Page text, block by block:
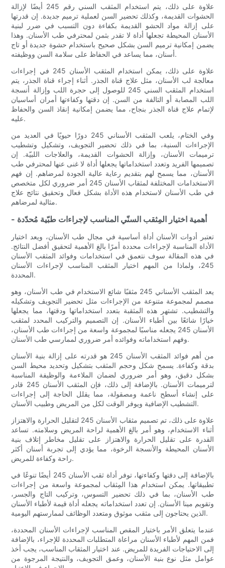
علاوة على ذلك، يتم استخدام المثقب السني رقم 245 أيضًا لإزالة
الحشوات القديمة، وكذلك تحضير السن لعملية ترميم جديدة. إن قدرتها
على إزالة مواد الحشو القديمة بكفاءة دون التسبب في ضرر لبنية
الأسنان المحيطة تجعلها أداة لا تقدر بثمن لمحترفي طب الأسنان. وهذا
يضمن إمكانية ترميم السن بشكل صحيح باستخدام حشوة جديدة أو تاج
أسنان، مما يساعد في الحفاظ على سلامة السن ووظيفته.
علاوة على ذلك، يمكن استخدام المثقب الأسنان 245 في إجراءات
معالجة لب الأسنان، مثل علاج قناة الجذر. أثناء إجراء قناة الجذر، يتم
استخدام المثقب السني 245 للوصول إلى حجرة اللب وإزالة أنسجة
اللب المصابة أو التالفة من السن. إن دقتها وكفاءتها أمران أساسيان
لإتمام علاج قناة الجذر بنجاح، مما يضمن إمكانية إنقاذ السن والحفاظ
عليه.
وفي الختام، يلعب المثقب الأسناني 245 دورًا حيويًا في العديد من
الإجراءات السنية، بما في ذلك تحضير التجويف، وتشكيل وتشطيب
ترميمات الأسنان، وإزالة الحشوات القديمة، والعلاجات اللبيّة. إن
تصميمها الفريد وتعدد استخداماتها يجعلها أداة لا غنى عنها لمحترفي طب
الأسنان، مما يسمح لهم بتقديم رعاية عالية الجودة لمرضاهم. إن فهم
الاستخدامات المختلفة لمثقاب الأسنان 245 أمر ضروري لكل متخصص
في طب الأسنان لاستخدام هذه الأداة بشكل فعال وتحقيق نتائج علاج
مثالية لمرضاهم.
- أهمية اختيار المِثقب السنّي المناسب لإجراءات طبّية مُحدّدة
تعتبر أدوات الأسنان أداة أساسية في مجال طب الأسنان، ويعد اختيار
الأداة المناسبة لإجراءات محددة أمرًا بالغ الأهمية لتحقيق أفضل النتائج.
في هذه المقالة سوف نتعمق في استخدامات وفوائد المثقب الأسنان
245، ولماذا من المهم اختيار المثقب المناسب لإجراءات الأسنان
المحددة.
يعد المثقب الأسناني 245 مثقبًا شائع الاستخدام في طب الأسنان، وهو
مصمم لمجموعة متنوعة من الإجراءات مثل تحضير التجويف وتشكيله
والتشطيب. تشتهر هذه المثقبة بتعدد استخداماتها ودقتها، مما يجعلها
خيارًا شائعًا بين أطباء الأسنان. إن التصميم والتركيب المحدد لمثقب
الأسنان 245 يجعله مناسبًا لمجموعة واسعة من إجراءات طب الأسنان،
وفهم استخداماته وفوائده أمر ضروري لممارسي طب الأسنان.
من أهم فوائد المثقب الأسنان 245 هو قدرته على إزالة بنية الأسنان
بدقة وكفاءة. يسمح شكل وحجم المثقب بتشكيل وتحديد محيط السن
بشكل دقيق، وهو أمر ضروري لضمان الملاءمة والوظيفة المناسبة
لترميمات الأسنان. بالإضافة إلى ذلك، فإن المثقب الأسنان 245 قادر
على إنشاء أسطح ناعمة ومصقولة، مما يقلل الحاجة إلى إجراءات
التشطيب الإضافية ويوفر الوقت لكل من المريض وطبيب الأسنان.
علاوة على ذلك، تم تصميم مثقاب الأسنان 245 لتقليل الحرارة والاهتزاز
أثناء الاستخدام، وهو أمر بالغ الأهمية لراحة المريض وسلامته. تساعد
القدرة على تقليل الحرارة والاهتزاز على تقليل مخاطر إتلاف بنية
الأسنان المحيطة والأنسجة الرخوة، مما يؤدي إلى تجربة أسنان أكثر
راحة وكفاءة للمريض.
بالإضافة إلى دقتها وكفاءتها، توفر أداة ثقب الأسنان 245 أيضًا تنوعًا في
تطبيقاتها. يمكن استخدام هذا المِثقاب لمجموعة واسعة من إجراءات
طب الأسنان، بما في ذلك تحضير التسوس، وتركيب التاج والجسر،
وتقويم مينا الأسنان. إن تعدد استخداماته يجعله أداة قيمة لأطباء الأسنان
الذين يحتاجون إلى مثقب موثوق ومتعدد الوظائف لممارستهم اليومية.
عندما يتعلق الأمر باختيار المقص المناسب لإجراءات الأسنان المحددة،
فمن المهم لأطباء الأسنان مراعاة المتطلبات المحددة للإجراء، بالإضافة
إلى الاحتياجات الفريدة للمريض. عند اختيار المثقاب المناسب، يجب أخذ
عوامل مثل نوع بنية الأسنان، وعمق التجويف، والنتيجة المرجوة من